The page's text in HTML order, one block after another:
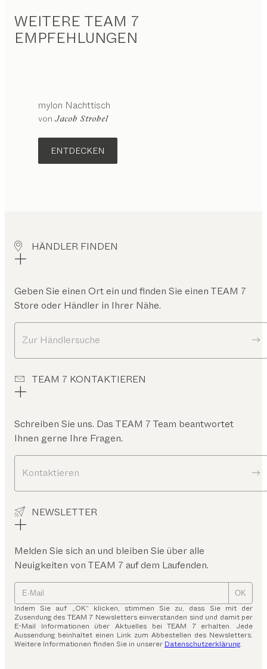
WEITERE TEAM 7
EMPFEHLUNGEN
mylon Nachttisch
von Jacob Strobel
ENTDECKEN
HÄNDLER FINDEN
Geben Sie einen Ort ein und finden Sie einen TEAM 7
Store oder Händler in Ihrer Nähe.
Zur Händlersuche
TEAM 7 KONTAKTIEREN
Schreiben Sie uns. Das TEAM 7 Team beantwortet
Ihnen gerne Ihre Fragen.
Kontaktieren
NEWSLETTER
Melden Sie sich an und bleiben Sie über alle
Neuigkeiten von TEAM 7 auf dem Laufenden.
OK
Indem Sie auf „OK“ klicken, stimmen Sie zu, dass Sie mit der
Zusendung des TEAM 7 Newsletters einverstanden sind und damit per
E-Mail Informationen über Aktuelles bei TEAM 7 erhalten. Jede
Aussendung beinhaltet einen Link zum Abbestellen des Newsletters.
Weitere Informationen finden Sie in unserer Datenschutzerklärung.